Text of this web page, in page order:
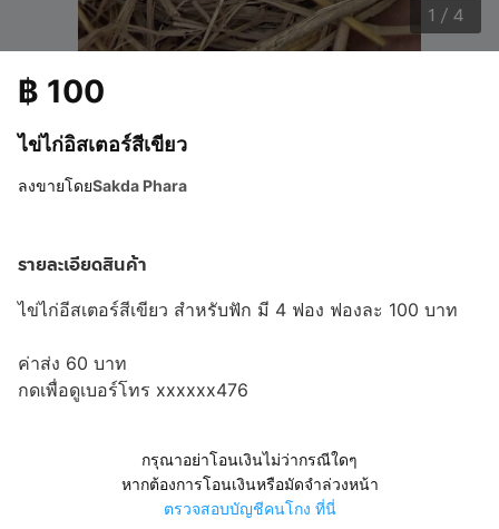
1 / 4
ไข่ไก่อิสเตอร์สีเขียว
฿ 100
ลงขายโดยSakda Phara
รายละเอียดสินค้า
ไข่ไก่อีสเตอร์สีเขียว สำหรับฟัก มี 4 ฟอง ฟองละ 100 บาท
ค่าส่ง 60 บาท
กดเพื่อดูเบอร์โทร xxxxxx476
กรุณาอย่าโอนเงินไม่ว่ากรณีใดๆ
หากต้องการโอนเงินหรือมัดจำล่วงหน้า
ตรวจสอบบัญชีคนโกง ที่นี่